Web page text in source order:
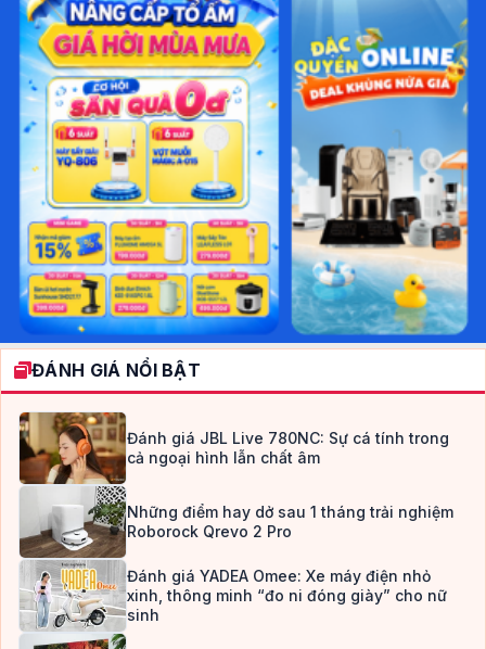
ĐÁNH GIÁ NỔI BẬT
Đánh giá JBL Live 780NC: Sự cá tính trong
cả ngoại hình lẫn chất âm
Những điểm hay dở sau 1 tháng trải nghiệm
Roborock Qrevo 2 Pro
Đánh giá YADEA Omee: Xe máy điện nhỏ
xinh, thông minh “đo ni đóng giày” cho nữ
sinh